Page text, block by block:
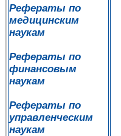
Рефераты по
медицинским
наукам
Рефераты по
финансовым
наукам
Рефераты по
управленческим
наукам